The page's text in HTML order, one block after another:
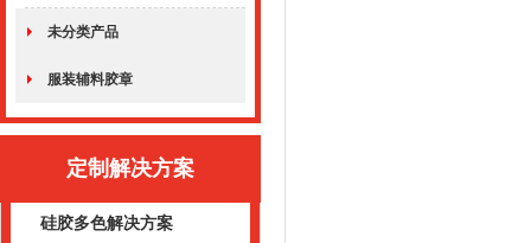
未分类产品
服装辅料胶章
定制解决方案
硅胶多色解决方案